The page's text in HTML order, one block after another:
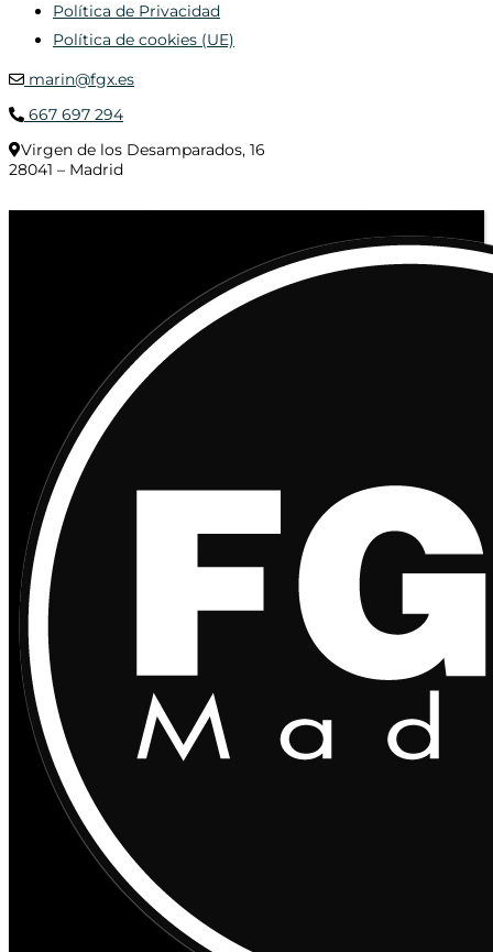
Política de Privacidad
Política de cookies (UE)
marin@fgx.es
667 697 294
Virgen de los Desamparados, 16
28041 – Madrid